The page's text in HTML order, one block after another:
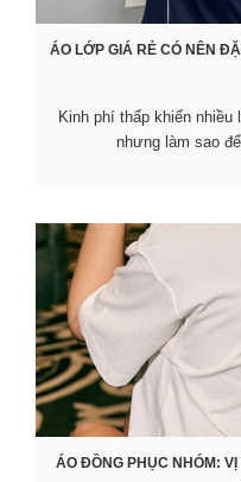
ÁO LỚP GIÁ RẺ CÓ NÊN
Kinh phí thấp khiến
nhưng làm sao
ÁO ĐỒNG PHỤC NHÓM: